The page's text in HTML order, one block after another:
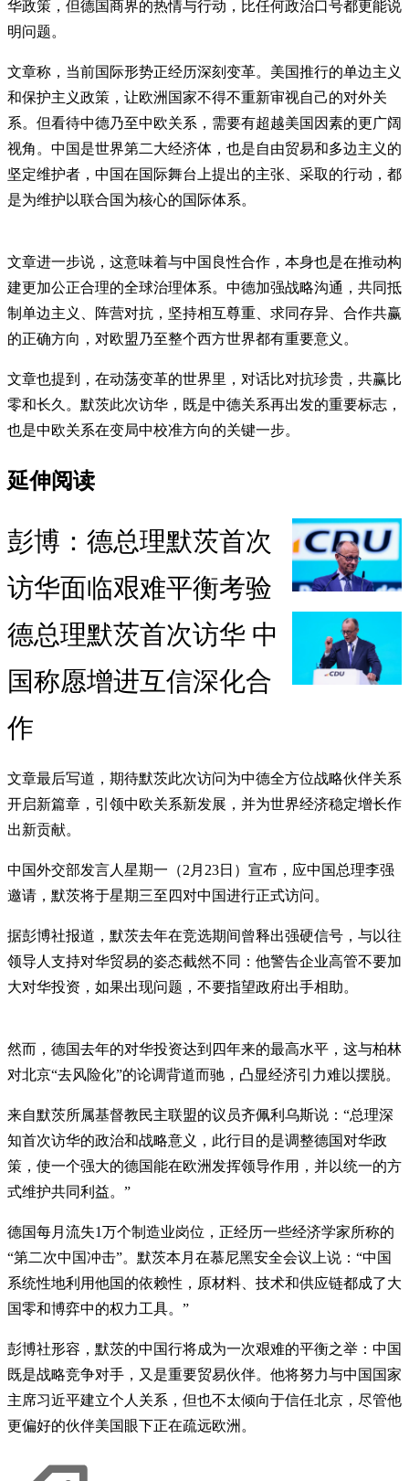
华政策，但德国商界的热情与行动，比任何政治口号都更能说
明问题。
文章称，当前国际形势正经历深刻变革。美国推行的单边主义
和保护主义政策，让欧洲国家不得不重新审视自己的对外关
系。但看待中德乃至中欧关系，需要有超越美国因素的更广阔
视角。中国是世界第二大经济体，也是自由贸易和多边主义的
坚定维护者，中国在国际舞台上提出的主张、采取的行动，都
是为维护以联合国为核心的国际体系。
文章进一步说，这意味着与中国良性合作，本身也是在推动构
建更加公正合理的全球治理体系。中德加强战略沟通，共同抵
制单边主义、阵营对抗，坚持相互尊重、求同存异、合作共赢
的正确方向，对欧盟乃至整个西方世界都有重要意义。
文章也提到，在动荡变革的世界里，对话比对抗珍贵，共赢比
零和长久。默茨此次访华，既是中德关系再出发的重要标志，
也是中欧关系在变局中校准方向的关键一步。
延伸阅读
彭博：德总理默茨首次
访华面临艰难平衡考验
德总理默茨首次访华 中
国称愿增进互信深化合
作
文章最后写道，期待默茨此次访问为中德全方位战略伙伴关系
开启新篇章，引领中欧关系新发展，并为世界经济稳定增长作
出新贡献。
中国外交部发言人星期一（2月23日）宣布，应中国总理李强
邀请，默茨将于星期三至四对中国进行正式访问。
据彭博社报道，默茨去年在竞选期间曾释出强硬信号，与以往
领导人支持对华贸易的姿态截然不同：他警告企业高管不要加
大对华投资，如果出现问题，不要指望政府出手相助。
然而，德国去年的对华投资达到四年来的最高水平，这与柏林
对北京“去风险化”的论调背道而驰，凸显经济引力难以摆脱。
来自默茨所属基督教民主联盟的议员齐佩利乌斯说：“总理深
知首次访华的政治和战略意义，此行目的是调整德国对华政
策，使一个强大的德国能在欧洲发挥领导作用，并以统一的方
式维护共同利益。”
德国每月流失1万个制造业岗位，正经历一些经济学家所称的
“第二次中国冲击”。默茨本月在慕尼黑安全会议上说：“中国
系统性地利用他国的依赖性，原材料、技术和供应链都成了大
国零和博弈中的权力工具。”
彭博社形容，默茨的中国行将成为一次艰难的平衡之举：中国
既是战略竞争对手，又是重要贸易伙伴。他将努力与中国国家
主席习近平建立个人关系，但也不太倾向于信任北京，尽管他
更偏好的伙伴美国眼下正在疏远欧洲。